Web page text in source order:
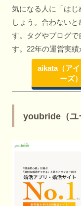
気になる人に「はじ
しょう。合わない
す。タグやブログで
す。22年の運営実績
aikata（ア
ーズ
youbride（ユ